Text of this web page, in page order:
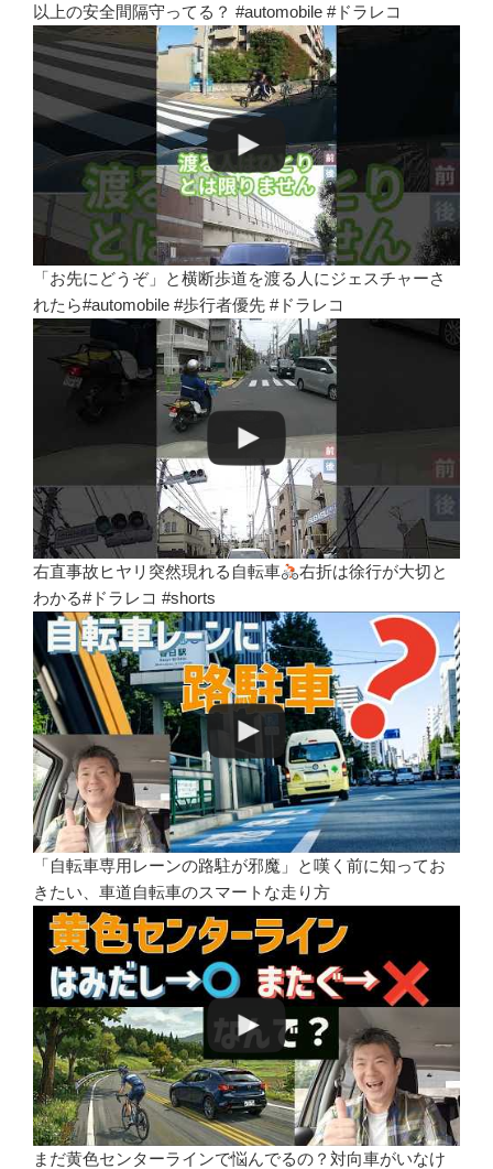
以上の安全間隔守ってる？ #automobile #ドラレコ
「お先にどうぞ」と横断歩道を渡る人にジェスチャーさ
れたら#automobile #歩行者優先 #ドラレコ
右直事故ヒヤリ突然現れる自転車
右折は徐行が大切と
わかる#ドラレコ #shorts
「自転車専用レーンの路駐が邪魔」と嘆く前に知ってお
きたい、車道自転車のスマートな走り方
まだ黄色センターラインで悩んでるの？対向車がいなけ